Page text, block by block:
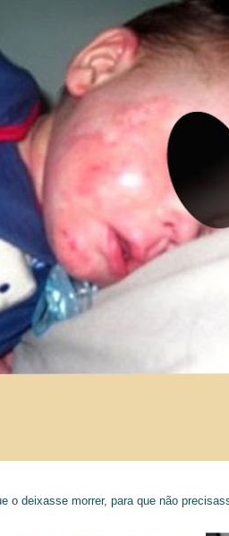
o deixasse morrer, para que não